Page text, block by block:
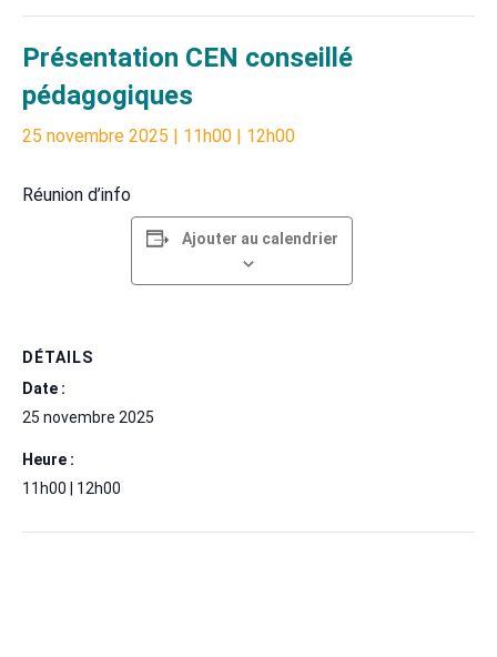
Présentation CEN conseillé
pédagogiques
25 novembre 2025 | 11h00 | 12h00
Réunion d’info
Ajouter au calendrier
DÉTAILS
Date :
25 novembre 2025
Heure :
11h00 | 12h00